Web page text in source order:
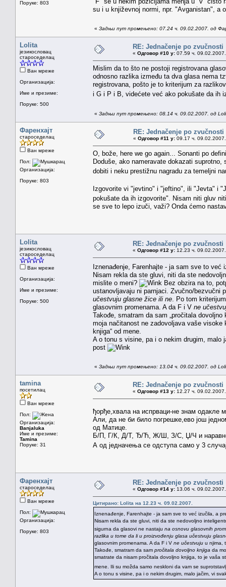
Поруке: 803
su i u književnoj normi, npr. "Avganistan", a
« Задњи пут промењено: 07.24 ч. 09.02.2007. од
Lolita
језикословац
староседелац
Ван мреже
Организација:
Име и презиме:
Поруке: 500
RE: Jednačenje po zvučnosti
« Одговор #10 у: 07.59 ч.
Mislim da to što ne postoji registrovana
odnosno razlika između ta dva glasa nema
registrovana, pošto je to kriterijum za
i G i P i B, videćete već ako pokušate da ih
« Задњи пут промењено: 08.14 ч. 09.02.2007. од
Фаренхајт
староседелац
Ван мреже
Пол:
Организација:
Поруке: 803
RE: Jednačenje po zvučnosti
« Одговор #11 у: 09.17 ч.
O, bože, here we go again... Sonanti po
Doduše, ako nameravate dokazati
dobiti i neku prestižnu nagradu za temeljni
Izgovorite vi "jevtino" i "jeftino", ili "Jevta" i
pokušate da ih izgovorite". Nisam niti gluv
se sve to lepo izuči, važi? Onda ćemo
Lolita
језикословац
староседелац
Ван мреже
Организација:
Име и презиме:
Поруке: 500
RE: Jednačenje po zvučnosti
« Одговор #12 у: 12.23 ч.
Iznenađenje, Farenhajte - ja sam sve to
Nisam rekla da ste gluvi, niti da ste
mislite o meni?
Bez obzira na to,
ustanovljavaju ni parnjaci. Zvučno/bezvučni
učestvuju glasne žice ili ne . Po tom
glasovnim promenama. A da F i V ne
Takođe, smatram da sam „pročitala
moja načitanost ne zadovoljava vaše visoke
knjiga“ od mene.
A o tonu s visine, pa i o nekim drugim, malo
post
« Задњи пут промењено: 13.04 ч. 09.02.2007. од
tamina
посетилац
Ван мреже
Пол:
Организација:
Banjaluka
Име и презиме:
Tamina
Поруке: 31
RE: Jednačenje po zvučnosti
« Одговор #13 у: 12.27 ч.
ђорђе,хвала на испрваци-не знам одакле
Али, да не би било погрешке,ево још
од Матице.
Б/П, Г/К, Д/Т, Ђ/Ћ, Ж/Ш, З/С, Џ/Ч и наравно
А од једначења се одступа само у 3
Фаренхајт
староседелац
Ван мреже
Пол:
Организација:
Поруке: 803
RE: Jednačenje po zvučnosti
« Одговор #14 у: 13.06 ч.
Цитирано: Lolita на 12.23 ч. 09.02.2007.
Iznenađenje, Farenhajte - ja sam sve to već izučila, a
Nisam rekla da ste gluvi, niti da ste nedovoljno
sigurna da glasovi ne nastaju na osnovu glasovnih
razlika u tome da li u proizvođenju glasa učestvuju
glasovnim promenama. A da F i V ne učestvuju u njima,
Takođe, smatram da sam pročitala dovoljno knjiga da
smatrate da nisam pročitala dovoljno knjiga, to je vaša
mene. Ili su možda samo neskloni da vam se
A o tonu s visine, pa i o nekim drugim, malo jačim, vi